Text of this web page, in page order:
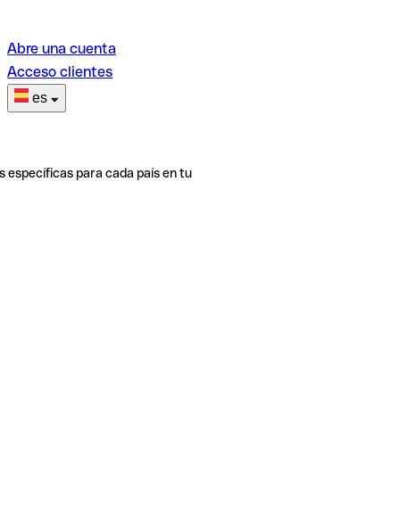
Abre una cuenta
Acceso clientes
es
específicas para cada país en tu